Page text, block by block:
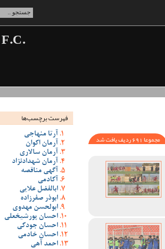
F.C.
مجموعا 691 ردیف یافت شد
فهرست برچسب‌ها
آرتا منهاجی
آرمان اکوان
آرمان سالاری
آرمان شهدادنژاد
آگهی مناقصه
آکادمی
ابالفضل علایی
ابوذر صفرزاده
ابولحسن مهدوی
احسان پورشیخعلی
احسان جودکی
احسان خادمی
احمد آهی